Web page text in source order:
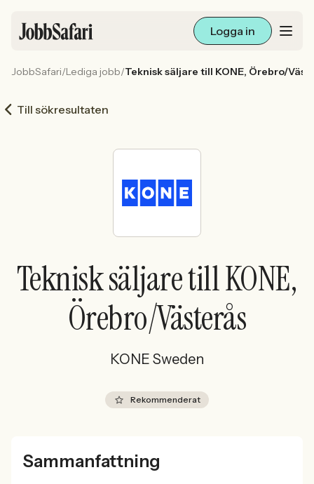
Logga in
Arbetsliv och karriär
För arbetsgivare
Sök med AI
Ny här? Skapa konto
JobbSafari/Lediga jobb/Teknisk säljare till KONE, Örebro/
Till sökresultaten
Teknisk säljare till KONE,
Örebro/Västerås
KONE Sweden
Rekommenderat
Sammanfattning